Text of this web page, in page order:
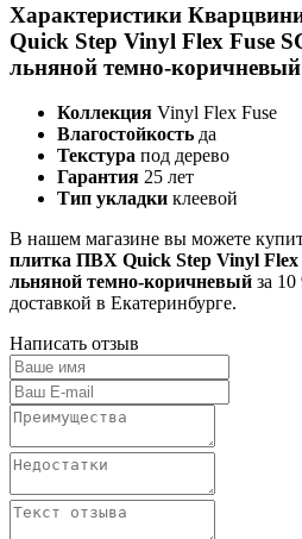
Характеристики
Quick Step Vinyl Flex Fuse
льняной темно-
Коллекция Vinyl Flex Fuse
Влагостойкость да
Текстура под дерево
Гарантия 25 лет
Тип укладки клеевой
В нашем магазине вы можете
плитка ПВХ Quick Step Vinyl Flex
льняной темно-коричневый за
доставкой в Екатеринбурге.
Написать отзыв